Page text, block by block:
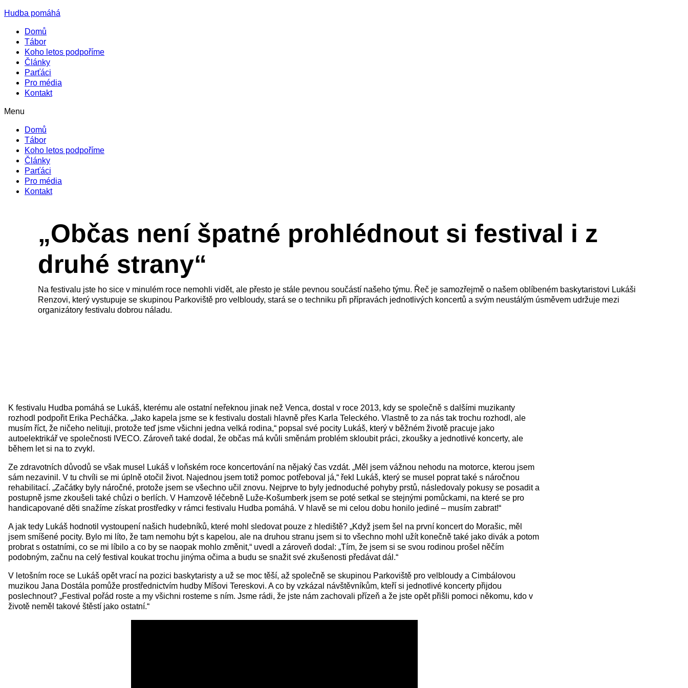
Hudba pomáhá
Domů
Tábor
Koho letos podpoříme
Články
Parťáci
Pro média
Kontakt
Menu
Domů
Tábor
Koho letos podpoříme
Články
Parťáci
Pro média
Kontakt
„Občas není špatné prohlédnout si festival i z
druhé strany“
Na festivalu jste ho sice v minulém roce nemohli vidět, ale přesto je stále pevnou součástí našeho týmu. Řeč je samozřejmě o našem oblíbeném baskytaristovi Lukáši
Renzovi, který vystupuje se skupinou Parkoviště pro velbloudy, stará se o techniku při přípravách jednotlivých koncertů a svým neustálým úsměvem udržuje mezi
organizátory festivalu dobrou náladu.
K festivalu Hudba pomáhá se Lukáš, kterému ale ostatní neřeknou jinak než Venca, dostal v roce 2013, kdy se společně s dalšími muzikanty
rozhodl podpořit Erika Pecháčka. „Jako kapela jsme se k festivalu dostali hlavně přes Karla Teleckého. Vlastně to za nás tak trochu rozhodl, ale
musím říct, že ničeho nelituji, protože teď jsme všichni jedna velká rodina,“ popsal své pocity Lukáš, který v běžném životě pracuje jako
autoelektrikář ve společnosti IVECO. Zároveň také dodal, že občas má kvůli směnám problém skloubit práci, zkoušky a jednotlivé koncerty, ale
během let si na to zvykl.
Ze zdravotních důvodů se však musel Lukáš v loňském roce koncertování na nějaký čas vzdát. „Měl jsem vážnou nehodu na motorce, kterou jsem
sám nezavinil. V tu chvíli se mi úplně otočil život. Najednou jsem totiž pomoc potřeboval já,“ řekl Lukáš, který se musel poprat také s náročnou
rehabilitací. „Začátky byly náročné, protože jsem se všechno učil znovu. Nejprve to byly jednoduché pohyby prstů, následovaly pokusy se posadit a
postupně jsme zkoušeli také chůzi o berlích. V Hamzově léčebně Luže-Košumberk jsem se poté setkal se stejnými pomůckami, na které se pro
handicapované děti snažíme získat prostředky v rámci festivalu Hudba pomáhá. V hlavě se mi celou dobu honilo jediné – musím zabrat!“
A jak tedy Lukáš hodnotil vystoupení našich hudebníků, které mohl sledovat pouze z hlediště? „Když jsem šel na první koncert do Morašic, měl
jsem smíšené pocity. Bylo mi líto, že tam nemohu být s kapelou, ale na druhou stranu jsem si to všechno mohl užít konečně také jako divák a potom
probrat s ostatními, co se mi líbilo a co by se naopak mohlo změnit,“ uvedl a zároveň dodal: „Tím, že jsem si se svou rodinou prošel něčím
podobným, začnu na celý festival koukat trochu jinýma očima a budu se snažit své zkušenosti předávat dál.“
V letošním roce se Lukáš opět vrací na pozici baskytaristy a už se moc těší, až společně se skupinou Parkoviště pro velbloudy a Cimbálovou
muzikou Jana Dostála pomůže prostřednictvím hudby Míšovi Tereskovi. A co by vzkázal návštěvníkům, kteří si jednotlivé koncerty přijdou
poslechnout? „Festival pořád roste a my všichni rosteme s ním. Jsme rádi, že jste nám zachovali přízeň a že jste opět přišli pomoci někomu, kdo v
životě neměl takové štěstí jako ostatní.“